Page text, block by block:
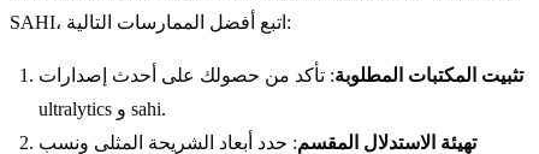
SAHI، اتبع أفضل الممارسات التالية:
تثبيت المكتبات المطلوبة: تأكد من حصولك على أحدث إصدارات
ultralytics و sahi.
تهيئة الاستدلال المقسم: حدد أبعاد الشريحة المثلى ونسب